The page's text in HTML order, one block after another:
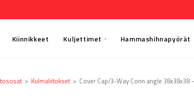
Kiinnikkeet Kuljettimet Hammashihnapyörät
> Kulmaliitokset > Cover Cap/3-Way Conn angle 38x38x38